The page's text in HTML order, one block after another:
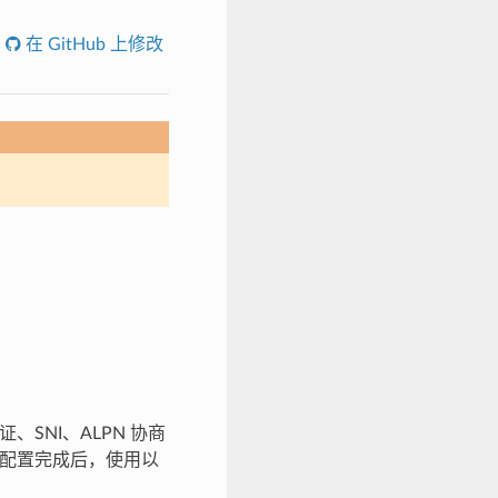
在 GitHub 上修改
、SNI、ALPN 协商
置完成后，使用以